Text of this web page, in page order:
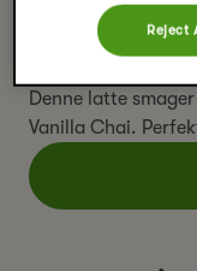
gryde
ske
Denne latte
Vanilla Chai.
Reject